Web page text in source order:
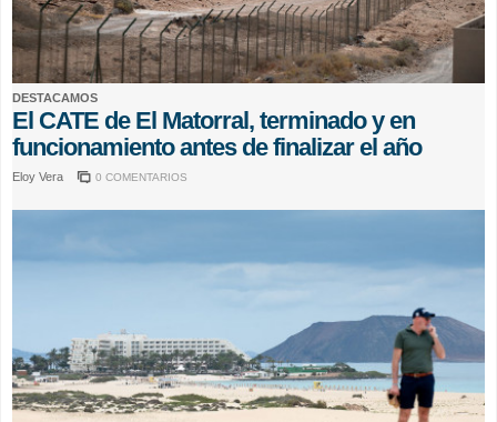
DESTACAMOS
El CATE de El Matorral, terminado y en
funcionamiento antes de finalizar el año
Eloy Vera 0 COMENTARIOS